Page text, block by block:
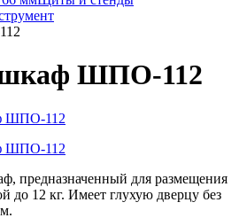
ШПО-112
предназначенный для размещения
до 12 кг. Имеет глухую дверцу без